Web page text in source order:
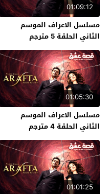
01:09:12
مسلسل الاعراف الموسم
الثاني الحلقة 5 مترجم
01:05:30
مسلسل الاعراف الموسم
الثاني الحلقة 4 مترجم
01:01:25